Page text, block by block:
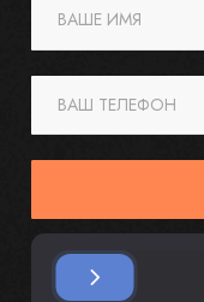
ВАШЕ ИМЯ
ВАШ ТЕЛЕФОН